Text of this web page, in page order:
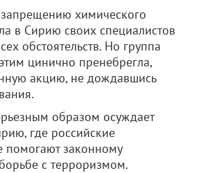
химического
в Сирию своих специалистов
обстоятельств. Но группа
цинично пренебрегла,
акцию, не дождавшись
образом осуждает
где российские
помогают законному
с терроризмом.